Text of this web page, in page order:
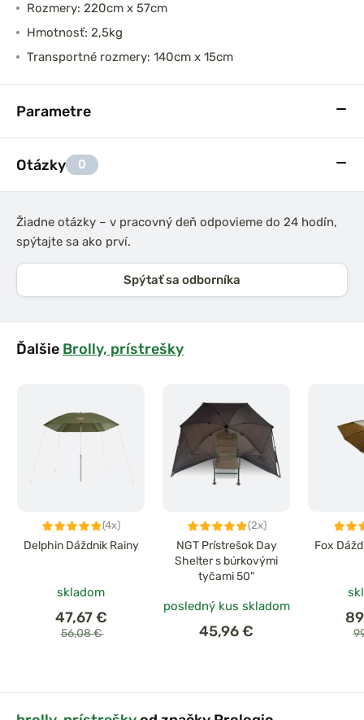
Rozmery: 220cm x 57cm
Hmotnosť: 2,5kg
Transportné rozmery: 140cm x 15cm
Parametre
Otázky 0
Žiadne otázky – v pracovný deň odpovieme do 24 hodín,
spýtajte sa ako prví.
Spýtať sa odborníka
Ďalšie Brolly, prístrešky
(4x)
Delphin Dáždnik Rainy
skladom
47,67 €
56,08 €
(2x)
NGT Prístrešok Day
Shelter s búrkovými
tyčami 50"
posledný kus skladom
45,96 €
Fox